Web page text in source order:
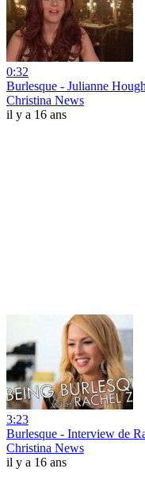
0:32
Burlesque - Julianne
Christina News
il y a 16 ans
3:23
Burlesque - Interview de
Christina News
il y a 16 ans